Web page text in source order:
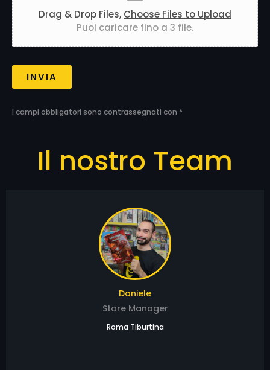
Drag & Drop Files, Choose Files to Upload
Puoi caricare fino a 3 file.
INVIA
I campi obbligatori sono contrassegnati con *
Il nostro Team
Daniele
Store Manager
Roma Tiburtina